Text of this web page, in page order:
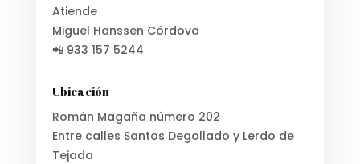
Atiende
Miguel Hanssen Córdova
📲 933 157 5244
Ubicación
Román Magaña número 202
Entre calles Santos Degollado y Lerdo de
Tejada